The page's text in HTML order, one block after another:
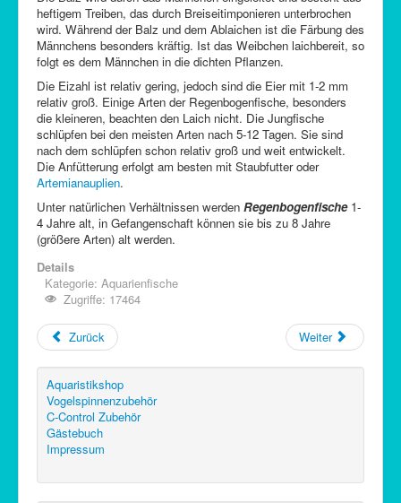
heftigem Treiben, das durch Breiseitimponieren unterbrochen
wird. Während der Balz und dem Ablaichen ist die Färbung des
Männchens besonders kräftig. Ist das Weibchen laichbereit, so
folgt es dem Männchen in die dichten Pflanzen.
Die Eizahl ist relativ gering, jedoch sind die Eier mit 1-2 mm
relativ groß. Einige Arten der Regenbogenfische, besonders
die kleineren, beachten den Laich nicht. Die Jungfische
schlüpfen bei den meisten Arten nach 5-12 Tagen. Sie sind
nach dem schlüpfen schon relativ groß und weit entwickelt.
Die Anfütterung erfolgt am besten mit Staubfutter oder
Artemianauplien.
Unter natürlichen Verhältnissen werden Regenbogenfische1-
4 Jahre alt, in Gefangenschaft können sie bis zu 8 Jahre
(größere Arten) alt werden.
Details
Kategorie: Aquarienfische
Zugriffe: 17464
Zurück Weiter
Aquaristikshop
Vogelspinnenzubehör
C-Control Zubehör
Gästebuch
Impressum